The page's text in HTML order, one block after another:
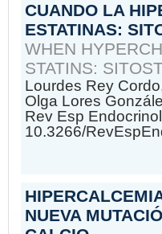
CUANDO LA
ESTATINAS:
WHEN
STATINS:
Lourdes Rey
Olga Lores
Rev Esp
10.3266/
NUEVA